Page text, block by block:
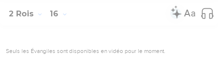
2 Rois 16
Seuls les Évangiles sont disponibles en vidéo pour le moment.